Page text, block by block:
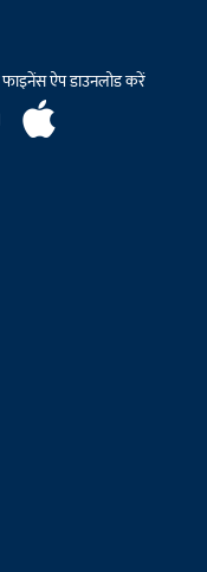
ऐप डाउनलोड करें